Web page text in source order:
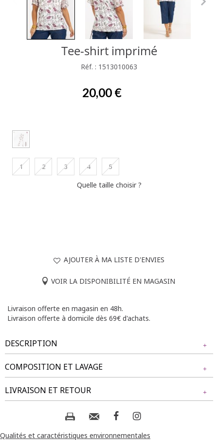
Tee-shirt imprimé
Réf. : 1513010063
20,00 €
1 2 3 4 5
Quelle taille choisir ?
AJOUTER À MA LISTE D'ENVIES
VOIR LA DISPONIBILITÉ EN MAGASIN
Livraison offerte en magasin en 48h.
Livraison offerte à domicile dès 69€ d'achats.
DESCRIPTION
T-shirt à manches courtes avec col en V. Coupe droite.
Imprimé floral panthère et feuillage sur l'ensemble du
modèle. Nouette sur le côté gauche à la base. Longueur
standard. Finition des bords avec surpiqûres.
Notre mannequin Delia mesure 1m71 et porte un t-shirt
COMPOSITION ET LAVAGE
Tissu principal : 95% POLYESTER, 5% ELASTHANE
Manches : 100% POLYESTER
Composition et lavage :
LIVRAISON ET RETOUR
NOS MODES DE LIVRAISON
Livraison Magasin :
Qualités et caractéristiques environnementales